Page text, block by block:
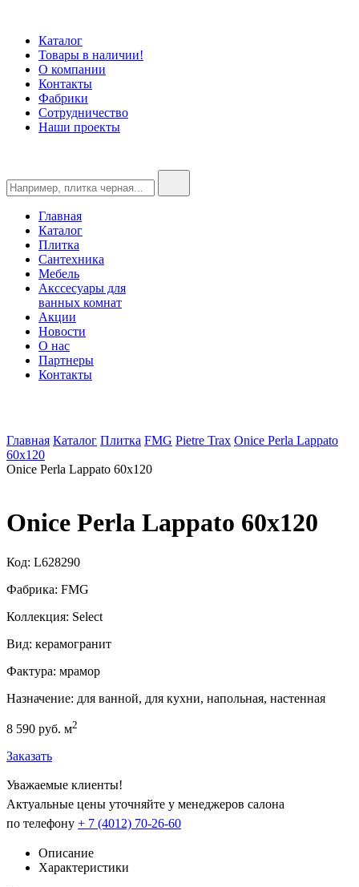
Каталог
Товары в наличии!
О компании
Контакты
Фабрики
Сотрудничество
Наши проекты
Главная
Каталог
Плитка
Сантехника
Мебель
Акссесуары для
ванных комнат
Акции
Новости
О нас
Партнеры
Контакты
Главная Каталог Плитка FMG Pietre Trax Onice Perla Lappato
60x120
Onice Perla Lappato 60x120
Onice Perla Lappato 60x120
Код: L628290
Фабрика: FMG
Коллекция: Select
Вид: керамогранит
Фактура: мрамор
Назначение: для ванной, для кухни, напольная, настенная
8 590 руб. м2
Заказать
Уважаемые клиенты!
Актуальные цены уточняйте у менеджеров салона
по телефону + 7 (4012) 70-26-60
Описание
Характеристики